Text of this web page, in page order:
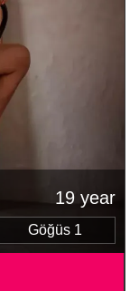
19 year
Göğüs 1